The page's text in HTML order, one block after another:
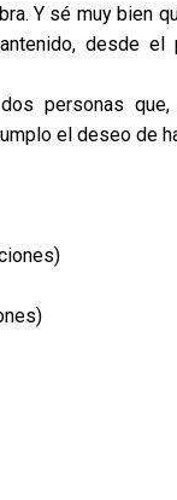
Y sé muy bien
desde el
personas
el deseo de